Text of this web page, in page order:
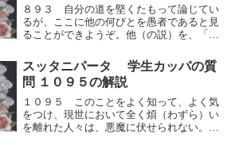
８９３ 自分の道を堅くたもって論じてい
るが、ここに他の何びとを愚者であると見
ることができようぞ。他（の説）を、「愚
くならば、かれはみずから確執（かくし
つ）をもたらすであろう。自らの一方的
な、自分の道を堅...
スッタニパータ 学生カッパの質
問 １０９５の解説
１０９５ このことをよく知って、よく気
をつけ、現世において全く煩（わずら）い
を離れた人々は、悪魔に伏せられない。か